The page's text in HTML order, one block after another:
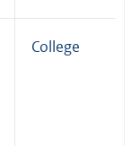
College